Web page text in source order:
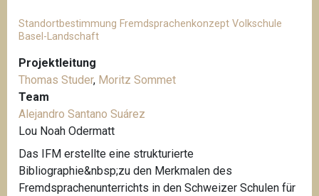
a
d
a
v
i
g
a
t
i
n
Standortbestimmung Fremdsprachenkonzept Volkschule
Basel-Landschaft
Projektleitung
Thomas Studer, Moritz Sommet
Team
Alejandro Santano Suárez
Lou Noah Odermatt
Das IFM erstellte eine strukturierte
Bibliographie&nbsp;zu den Merkmalen des
Fremdsprachenunterrichts in den Schweizer Schulen für